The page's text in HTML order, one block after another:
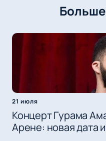
21 июля
Концерт Гурама
Арене: новая дата